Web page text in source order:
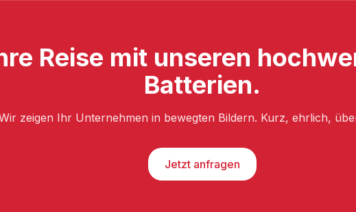
Reise mit unseren
Batterien.
zeigen Ihr Unternehmen in bewegten Bildern. Kurz, ehrlich,
Jetzt anfragen